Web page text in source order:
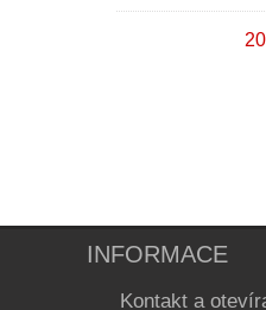
INFORMACE
Kontakt a